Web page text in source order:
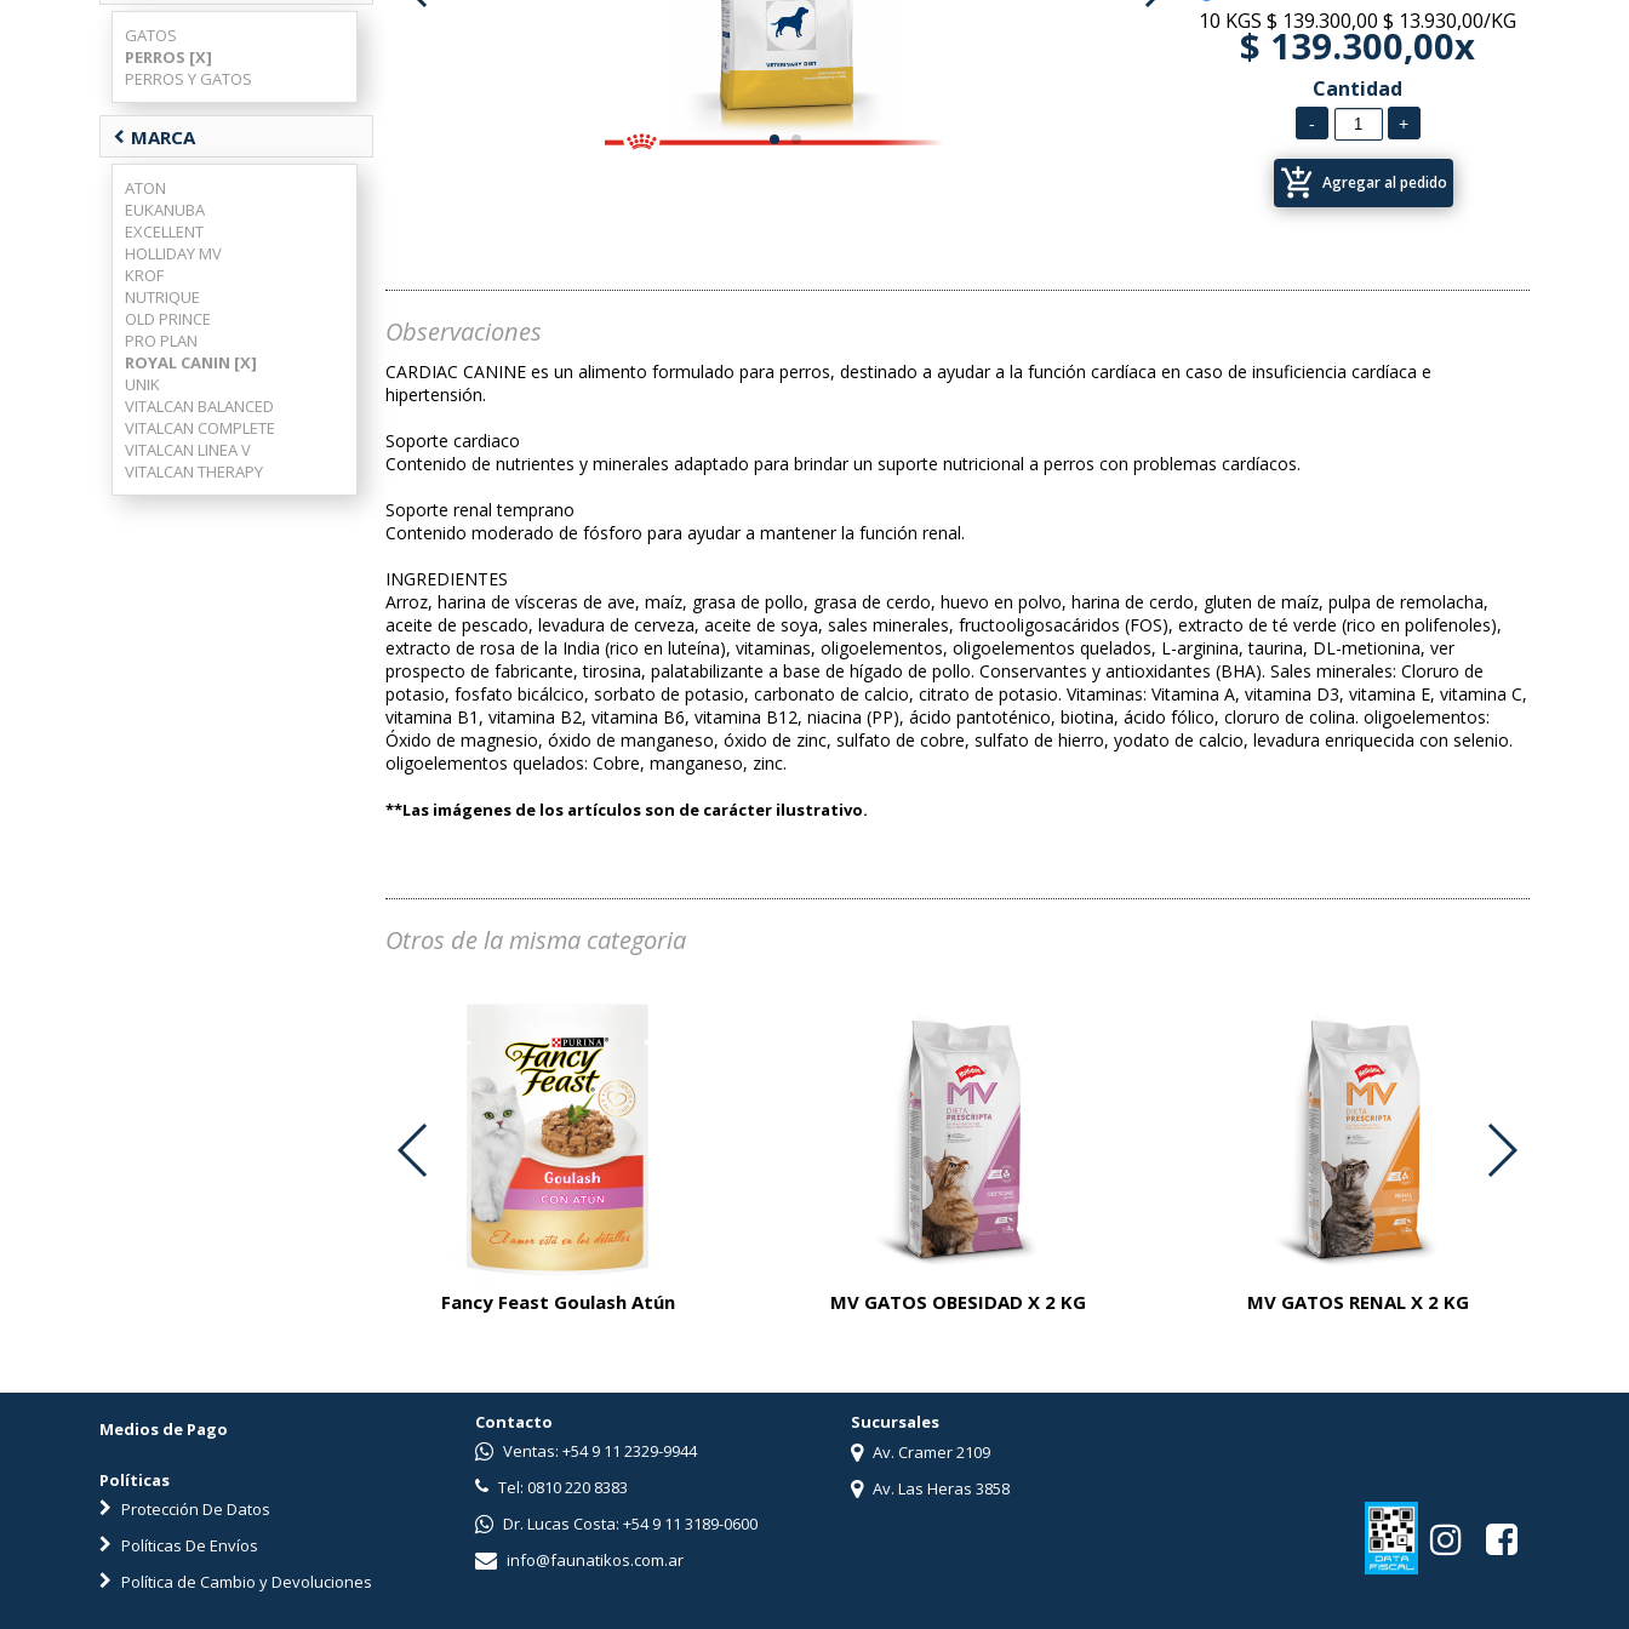
GATOS
PERROS [X]
PERROS Y GATOS
chevron_left MARCA
ATON
EUKANUBA
EXCELLENT
HOLLIDAY MV
KROF
NUTRIQUE
OLD PRINCE
PRO PLAN
ROYAL CANIN [X]
UNIK
VITALCAN BALANCED
VITALCAN COMPLETE
VITALCAN LINEA V
VITALCAN THERAPY
10 KGS $ 139.300,00 $ 13.930,00/KG
$ 139.300,00x
Cantidad
add_shopping_cart Agregar al pedido
Observaciones
CARDIAC CANINE es un alimento formulado para perros, destinado a ayudar a la función cardíaca en caso de insuficiencia cardíaca e
hipertensión.
Soporte cardiaco
Contenido de nutrientes y minerales adaptado para brindar un suporte nutricional a perros con problemas cardíacos.
Soporte renal temprano
Contenido moderado de fósforo para ayudar a mantener la función renal.
INGREDIENTES
Arroz, harina de vísceras de ave, maíz, grasa de pollo, grasa de cerdo, huevo en polvo, harina de cerdo, gluten de maíz, pulpa de remolacha,
aceite de pescado, levadura de cerveza, aceite de soya, sales minerales, fructooligosacáridos (FOS), extracto de té verde (rico en polifenoles),
extracto de rosa de la India (rico en luteína), vitaminas, oligoelementos, oligoelementos quelados, L-arginina, taurina, DL-metionina, ver
prospecto de fabricante, tirosina, palatabilizante a base de hígado de pollo. Conservantes y antioxidantes (BHA). Sales minerales: Cloruro de
potasio, fosfato bicálcico, sorbato de potasio, carbonato de calcio, citrato de potasio. Vitaminas: Vitamina A, vitamina D3, vitamina E, vitamina C,
vitamina B1, vitamina B2, vitamina B6, vitamina B12, niacina (PP), ácido pantoténico, biotina, ácido fólico, cloruro de colina. oligoelementos:
Óxido de magnesio, óxido de manganeso, óxido de zinc, sulfato de cobre, sulfato de hierro, yodato de calcio, levadura enriquecida con selenio.
oligoelementos quelados: Cobre, manganeso, zinc.
**Las imágenes de los artículos son de carácter ilustrativo.
Otros de la misma categoria
Fancy Feast Goulash Atún MV GATOS OBESIDAD X 2 KG MV GATOS RENAL X 2 KG
Medios de Pago
Políticas
Protección De Datos
Políticas De Envíos
Política de Cambio y Devoluciones
Contacto
Ventas: +54 9 11 2329-9944
Tel: 0810 220 8383
Dr. Lucas Costa: +54 9 11 3189-0600
info@faunatikos.com.ar
Sucursales
Av. Cramer 2109
Av. Las Heras 3858